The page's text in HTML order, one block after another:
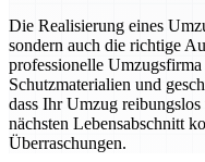
Die Realisierung eines
sondern auch die richtige
professionelle
Schutzmaterialien und
dass Ihr Umzug
nächsten Lebensabschnitt
Überraschungen.